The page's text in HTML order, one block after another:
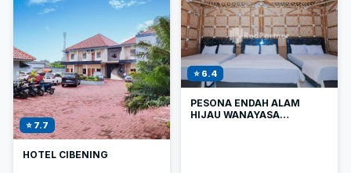
⭐ 7.7
HOTEL CIBENING
⭐ 6.4
PESONA ENDAH ALAM
HIJAU WANAYASA